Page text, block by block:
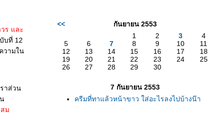
ร และ
บที่ 12
วามใน
าส่วน
ม
<<
กันยายน 2553
1
2 3
4
5
6 7 8 9 10
11
12
13 14 15 16 17
18
19
20 21 22 23 24
25
26
27 28 29 30
7 กันยายน 2553
ครีมที่ทาแล้วหน้าขาว ใส่อะไรลงไปบ้างน๊า